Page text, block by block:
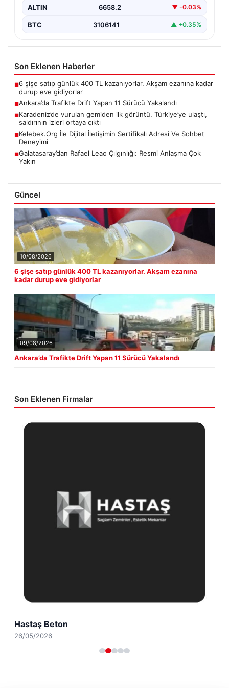
ALTIN 6658.2 ▼ -0.03%
BTC 3106141 ▲ +0.35%
Son Eklenen Haberler
■6 şişe satıp günlük 400 TL kazanıyorlar. Akşam ezanına kadar
durup eve gidiyorlar
■Ankara’da Trafikte Drift Yapan 11 Sürücü Yakalandı
■Karadeniz’de vurulan gemiden ilk görüntü. Türkiye’ye ulaştı,
saldırının izleri ortaya çıktı
■Kelebek.Org İle Dijital İletişimin Sertifikalı Adresi Ve Sohbet
Deneyimi
■Galatasaray’dan Rafael Leao Çılgınlığı: Resmi Anlaşma Çok
Yakın
Güncel
10/08/2026
6 şişe satıp günlük 400 TL kazanıyorlar. Akşam ezanına
kadar durup eve gidiyorlar
09/08/2026
Ankara’da Trafikte Drift Yapan 11 Sürücü Yakalandı
Son Eklenen Firmalar
Hastaş Beton
26/05/2026